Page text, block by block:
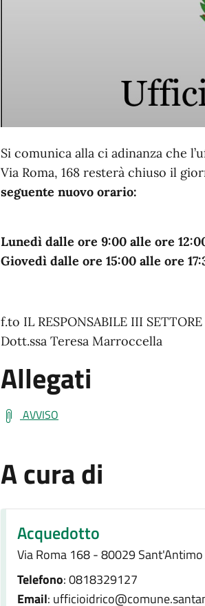
Si comunica alla ci adinanza che
Via Roma, 168 resterà chiuso il
seguente nuovo orario:
Lunedì dalle ore 9:00 alle ore
Giovedì dalle ore 15:00 alle ore
f.to IL RESPONSABILE III SETTORE
Dott.ssa Teresa Marroccella
Allegati
AVVISO
A cura di
Acquedotto
Via Roma 168 - 80029 Sant'Antimo
Telefono: 0818329127
Email: